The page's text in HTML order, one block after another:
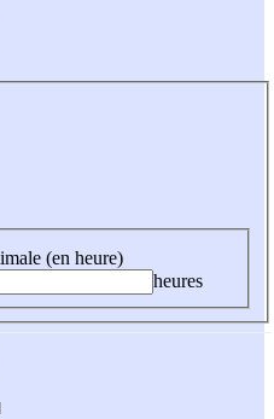
(en heure)
heures